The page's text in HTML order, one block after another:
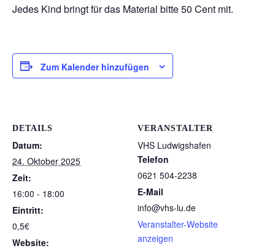
Jedes Kind bringt für das Material bitte 50 Cent mit.
Zum Kalender hinzufügen
DETAILS
Datum:
24. Oktober 2025
Zeit:
16:00 - 18:00
Eintritt:
0,5€
Website:
VERANSTALTER
VHS Ludwigshafen
Telefon
0621 504-2238
E-Mail
info@vhs-lu.de
Veranstalter-Website
anzeigen